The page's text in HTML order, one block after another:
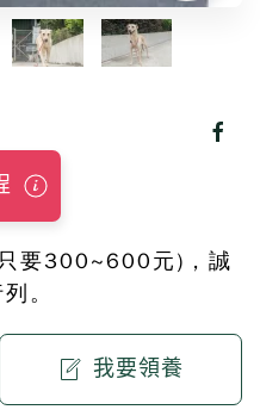
要300~600元)，誠
。
我要領養